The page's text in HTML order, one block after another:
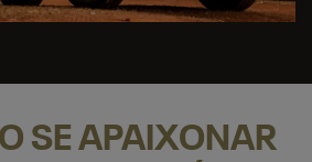
SE APAIXONAR